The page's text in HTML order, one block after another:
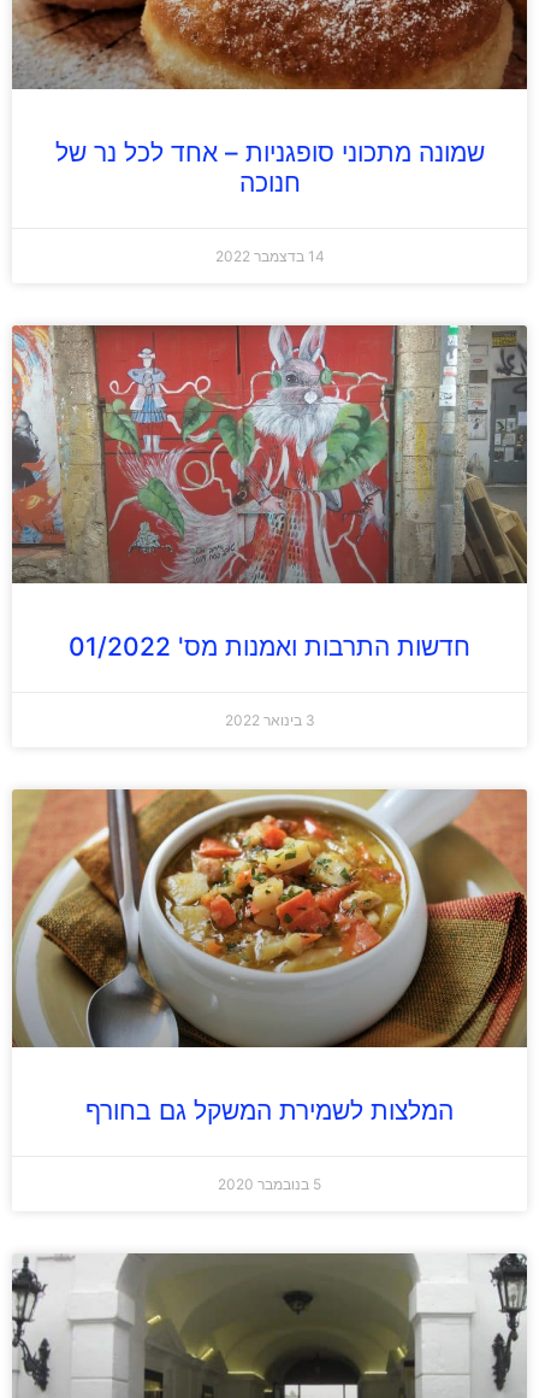
שמונה מתכוני סופגניות – אחד לכל נר של
חנוכה
14 בדצמבר 2022
חדשות התרבות ואמנות מס' 01/2022
3 בינואר 2022
המלצות לשמירת המשקל גם בחורף
5 בנובמבר 2020